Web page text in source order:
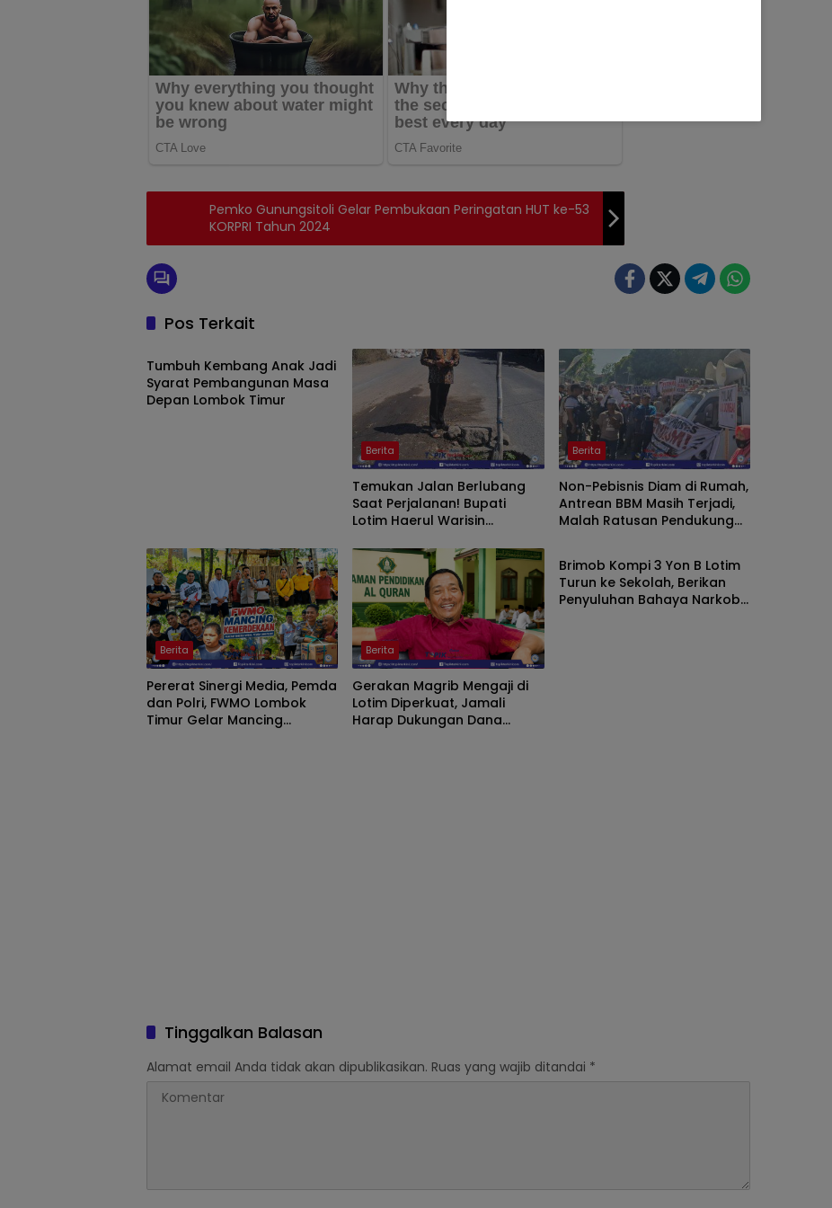
Pemko Gunungsitoli Gelar Pembukaan Peringatan HUT ke-53
KORPRI Tahun 2024
Pos Terkait
Berita
Tumbuh Kembang Anak Jadi
Syarat Pembangunan Masa
Depan Lombok Timur
Berita
Temukan Jalan Berlubang
Saat Perjalanan! Bupati
Lotim Haerul Warisin
Binamarga Turun Tangani
Berita
Non-Pebisnis Diam di Rumah,
Antrean BBM Masih Terjadi,
Malah Ratusan Pendukung
Berita
Pererat Sinergi Media, Pemda
dan Polri, FWMO Lombok
Timur Gelar Mancing
Berita
Gerakan Magrib Mengaji di
Lotim Diperkuat, Jamali
Harap Dukungan Dana
Berita
Brimob Kompi 3 Yon B Lotim
Turun ke Sekolah, Berikan
Penyuluhan Bahaya Narkoba
Tinggalkan Balasan
Alamat email Anda tidak akan dipublikasikan. Ruas yang wajib ditandai *